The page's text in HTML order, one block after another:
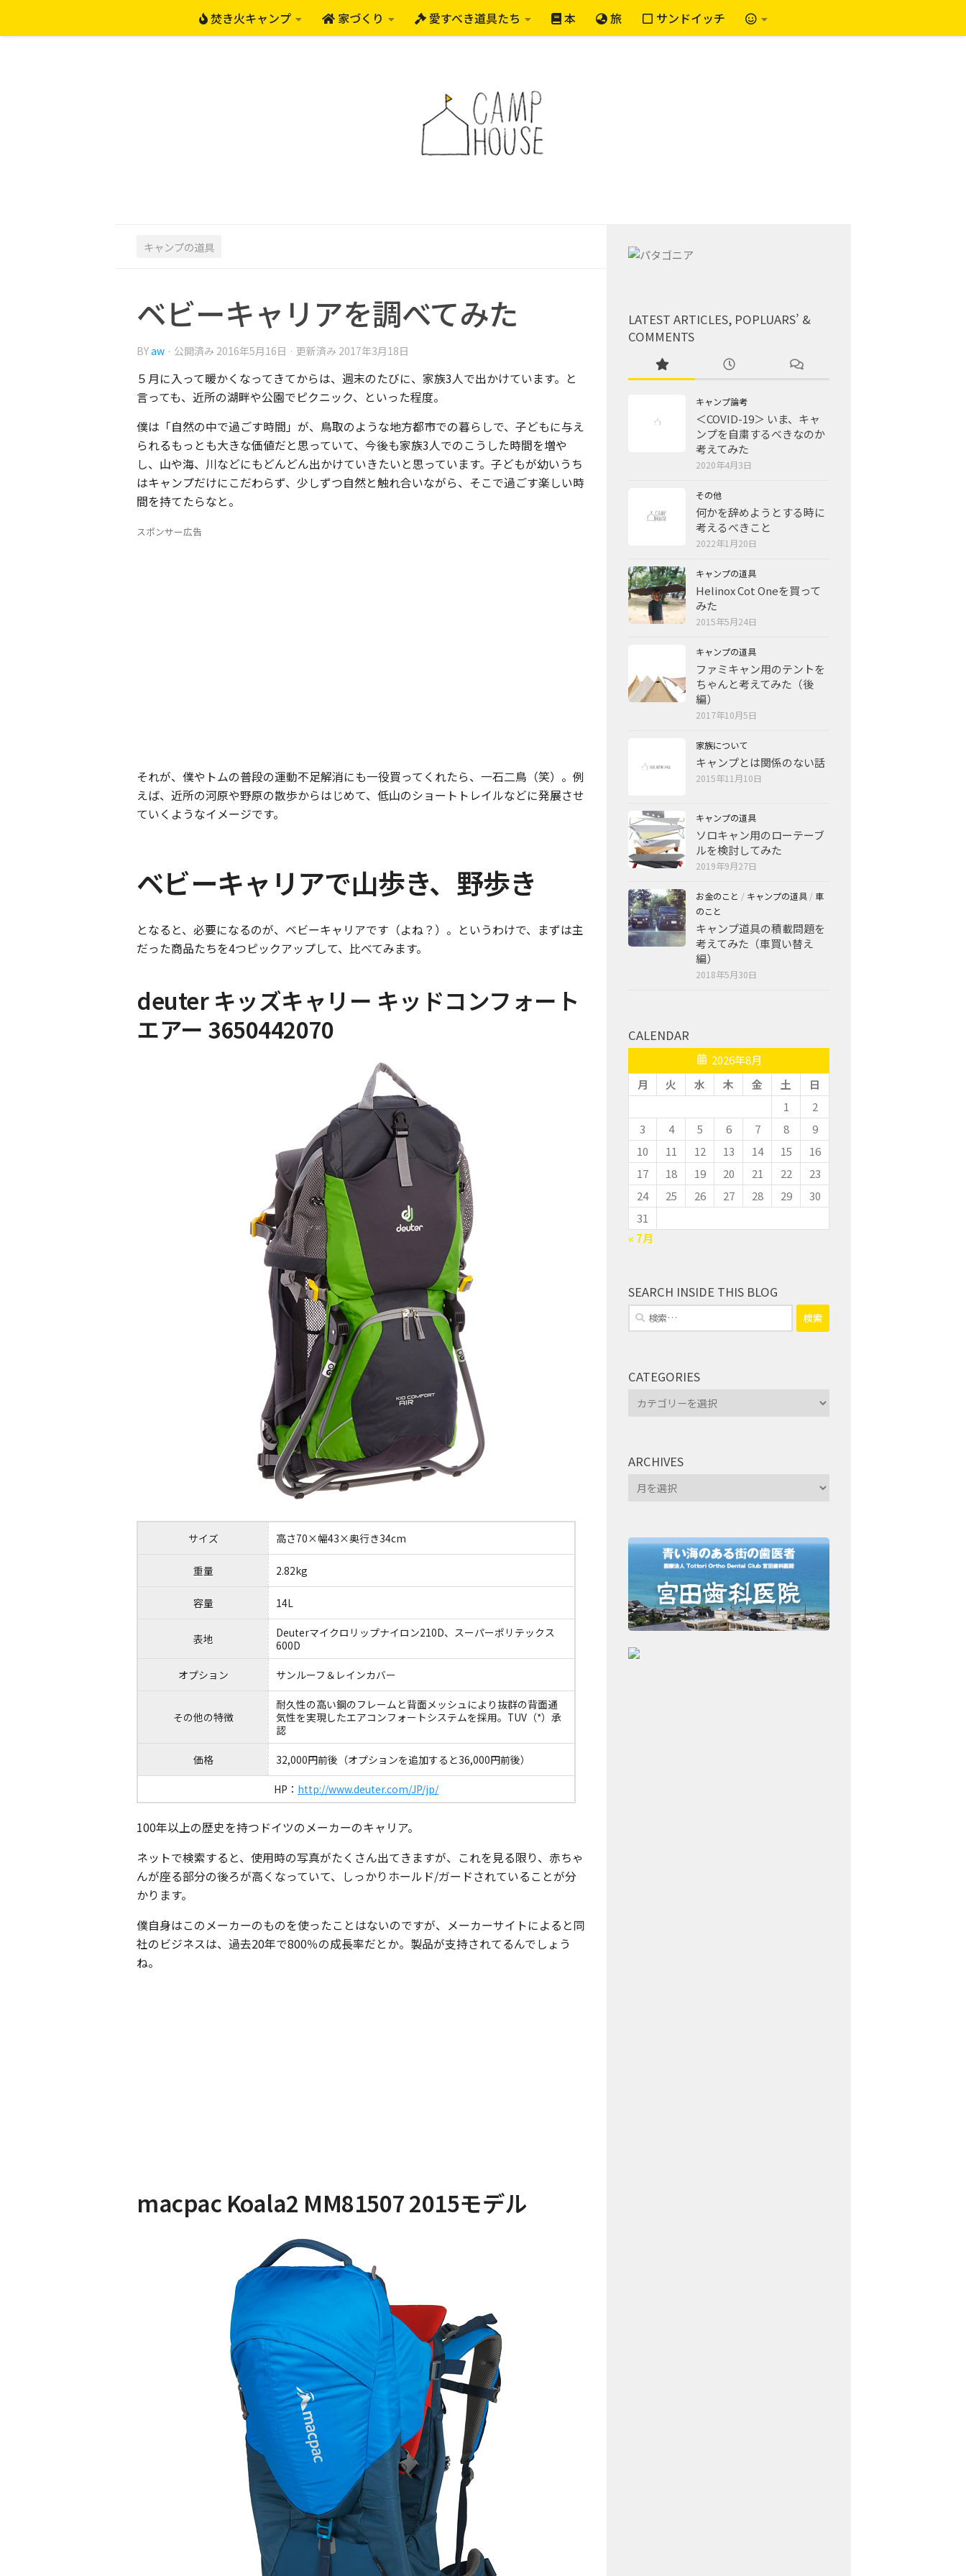
焚き火キャンプ 家づくり 愛すべき道具たち 本 旅 サンドイッチ
キャンプの道具
ベビーキャリアを調べてみた
BYaw · 公開済み 2016年5月16日 · 更新済み 2017年3月18日
５月に入って暖かくなってきてからは、週末のたびに、家族3人で出かけています。と
言っても、近所の湖畔や公園でピクニック、といった程度。
僕は「自然の中で過ごす時間」が、鳥取のような地方都市での暮らしで、子どもに与え
られるもっとも大きな価値だと思っていて、今後も家族3人でのこうした時間を増や
し、山や海、川などにもどんどん出かけていきたいと思っています。子どもが幼いうち
はキャンプだけにこだわらず、少しずつ自然と触れ合いながら、そこで過ごす楽しい時
間を持てたらなと。
スポンサー広告
それが、僕やトムの普段の運動不足解消にも一役買ってくれたら、一石二鳥（笑）。例
えば、近所の河原や野原の散歩からはじめて、低山のショートトレイルなどに発展させ
ていくようなイメージです。
ベビーキャリアで山歩き、野歩き
となると、必要になるのが、ベビーキャリアです（よね？）。というわけで、まずは主
だった商品たちを4つピックアップして、比べてみます。
deuter キッズキャリー キッドコンフォート
エアー 3650442070
サイズ 高さ70×幅43×奥行き34cm
重量 2.82kg
容量 14L
表地
Deuterマイクロリップナイロン210D、スーパーポリテックス
600D
オプション サンルーフ＆レインカバー
その他の特徴
耐久性の高い鋼のフレームと背面メッシュにより抜群の背面通
気性を実現したエアコンフォートシステムを採用。TUV（*）承
認
価格 32,000円前後（オプションを追加すると36,000円前後）
HP： http://www.deuter.com/JP/jp/
100年以上の歴史を持つドイツのメーカーのキャリア。
ネットで検索すると、使用時の写真がたくさん出てきますが、これを見る限り、赤ちゃ
んが座る部分の後ろが高くなっていて、しっかりホールド/ガードされていることが分
かります。
僕自身はこのメーカーのものを使ったことはないのですが、メーカーサイトによると同
社のビジネスは、過去20年で800％の成長率だとか。製品が支持されてるんでしょう
ね。
macpac Koala2 MM81507 2015モデル
LATEST ARTICLES, POPLUARS’ &
COMMENTS
キャンプ論考
＜COVID-19＞ いま、キャ
ンプを自粛するべきなのか
考えてみた
2020年4月3日
その他
何かを辞めようとする時に
考えるべきこと
2022年1月20日
キャンプの道具
Helinox Cot Oneを買って
みた
2015年5月24日
キャンプの道具
ファミキャン用のテントを
ちゃんと考えてみた（後
編）
2017年10月5日
家族について
キャンプとは関係のない話
2015年11月10日
キャンプの道具
ソロキャン用のローテーブ
ルを検討してみた
2019年9月27日
お金のこと / キャンプの道具 / 車
のこと
キャンプ道具の積載問題を
考えてみた（車買い替え
編）
2018年5月30日
CALENDAR
2026年8月
月
火 水 木 金 土
日
1
2
3
4 5 6 7 8
9
10
11 12 13 14 15
16
17
18 19 20 21 22
23
24
25 26 27 28 29
30
31
« 7月
SEARCH INSIDE THIS BLOG
検
索:
CATEGORIES
Categories
ARCHIVES
Archives